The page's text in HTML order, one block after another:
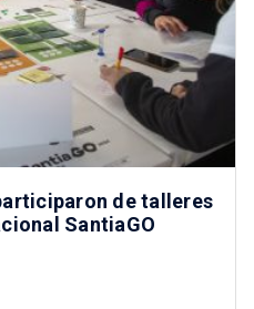
de talleres
SantiaGO